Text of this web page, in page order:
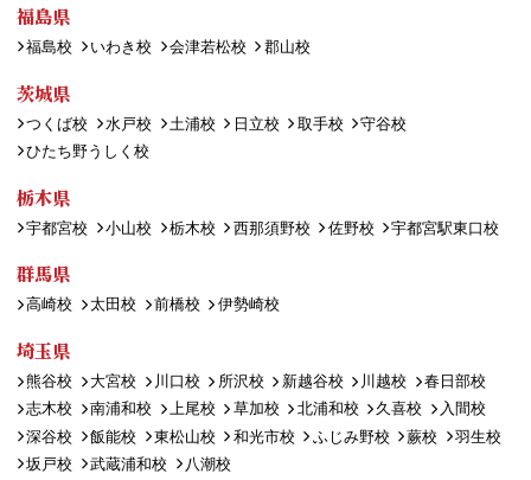
福島県
福島校 いわき校 会津若松校 郡山校
茨城県
つくば校 水戸校 土浦校 日立校 取手校
守谷校
ひたち野うしく校
栃木県
宇都宮校 小山校 栃木校 西那須野校 佐野校 宇都宮駅東口校
群馬県
高崎校 太田校 前橋校 伊勢崎校
埼玉県
熊谷校 大宮校 川口校 所沢校 新越谷校 川越校
春日部校
志木校
南浦和校 上尾校 草加校 北浦和校 久喜校
入間校
深谷校
飯能校 東松山校 和光市校 ふじみ野校 蕨校
羽生校
坂戸校
武蔵浦和校 八潮校